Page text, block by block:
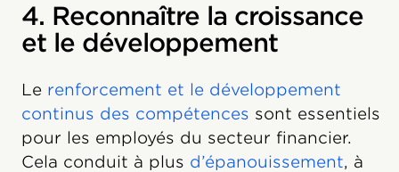
4. Reconnaître la croissance
et le développement
Le renforcement et le développement
continus des compétences sont essentiels
pour les employés du secteur financier.
Cela conduit à plus d’épanouissement, à